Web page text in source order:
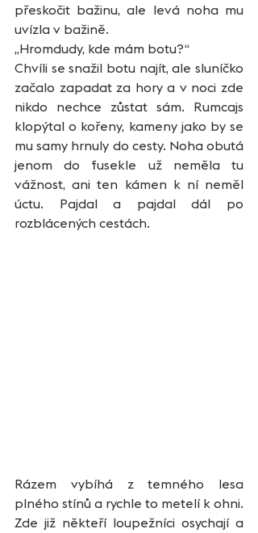
přeskočit bažinu, ale levá noha mu
uvízla v bažině.
„Hromdudy, kde mám botu?“
Chvíli se snažil botu najít, ale sluníčko
začalo zapadat za hory a v noci zde
nikdo nechce zůstat sám. Rumcajs
klopýtal o kořeny, kameny jako by se
mu samy hrnuly do cesty. Noha obutá
jenom do fusekle už neměla tu
vážnost, ani ten kámen k ní neměl
úctu. Pajdal a pajdal dál po
rozblácených cestách.
Rázem vybíhá z temného lesa
plného stínů a rychle to metelí k ohni.
Zde již někteří loupežníci osychají a